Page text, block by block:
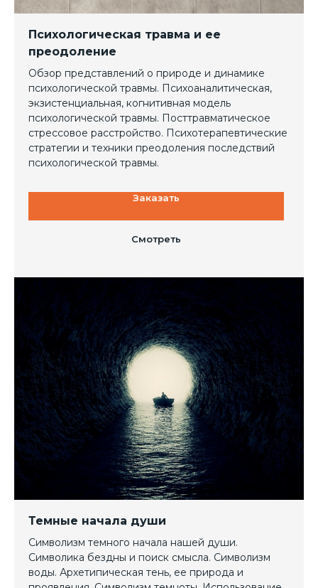
Психологическая травма и ее
преодоление
Обзор представлений о природе и динамике
психологической травмы. Психоаналитическая,
экзистенциальная, когнитивная модель
психологической травмы. Посттравматическое
стрессовое расстройство. Психотерапевтические
стратегии и техники преодоления последствий
психологической травмы.
Заказать
Смотреть
Темные начала души
Символизм темного начала нашей души.
Символика бездны и поиск смысла. Символизм
воды. Архетипическая тень, ее природа и